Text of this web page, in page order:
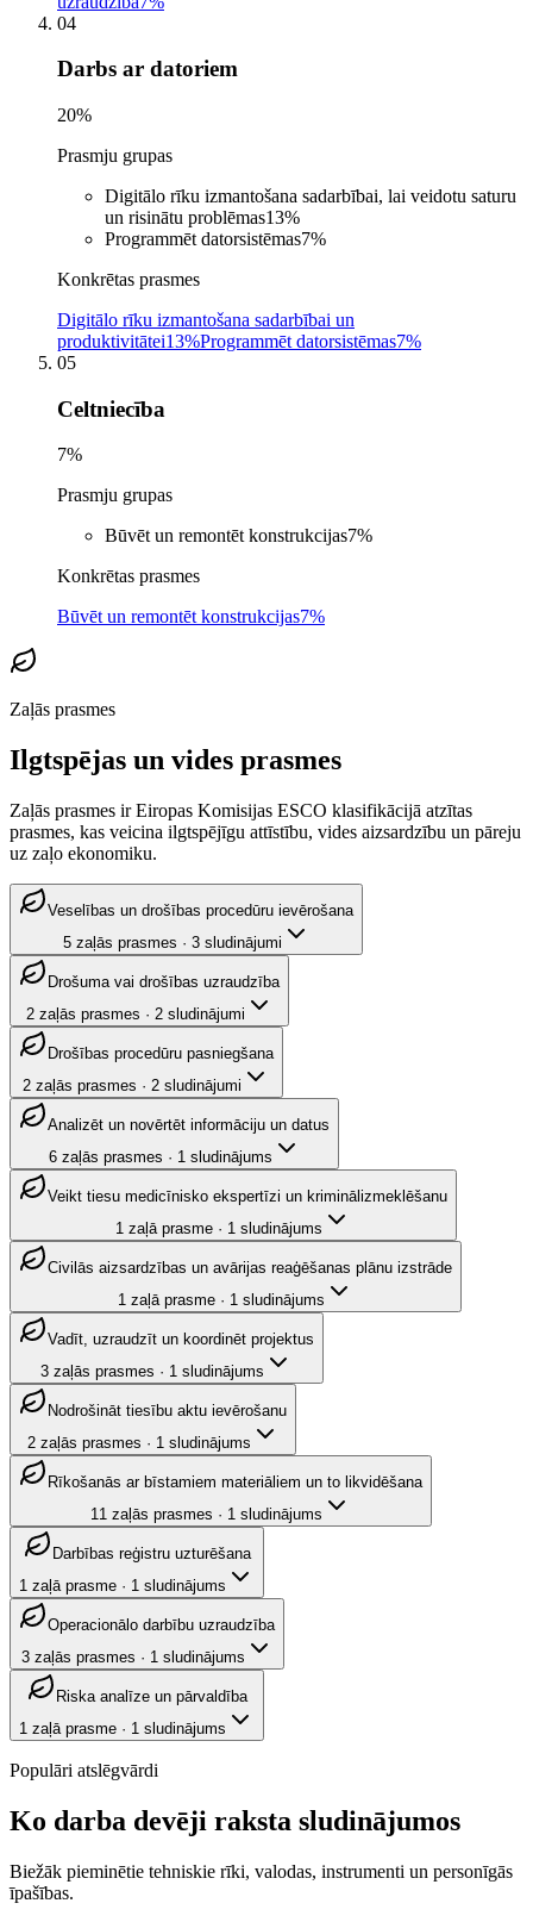
04
Darbs ar datoriem
20%
Prasmju grupas
Digitālo rīku izmantošana sadarbībai, lai veidotu saturu
un risinātu problēmas13%
Programmēt datorsistēmas7%
Konkrētas prasmes
Digitālo rīku izmantošana sadarbībai un
produktivitātei13%Programmēt datorsistēmas7%
05
Celtniecība
7%
Prasmju grupas
Būvēt un remontēt konstrukcijas7%
Konkrētas prasmes
Būvēt un remontēt konstrukcijas7%
Zaļās prasmes
Ilgtspējas un vides prasmes
Zaļās prasmes ir Eiropas Komisijas ESCO klasifikācijā atzītas
prasmes, kas veicina ilgtspējīgu attīstību, vides aizsardzību un pāreju
uz zaļo ekonomiku.
Veselības un drošības procedūru ievērošana
5 zaļās prasmes · 3 sludinājumi
Drošuma vai drošības uzraudzība
2 zaļās prasmes · 2 sludinājumi
Drošības procedūru pasniegšana
2 zaļās prasmes · 2 sludinājumi
Analizēt un novērtēt informāciju un datus
6 zaļās prasmes · 1 sludinājums
Veikt tiesu medicīnisko ekspertīzi un kriminālizmeklēšanu
1 zaļā prasme · 1 sludinājums
Civilās aizsardzības un avārijas reaģēšanas plānu izstrāde
1 zaļā prasme · 1 sludinājums
Vadīt, uzraudzīt un koordinēt projektus
3 zaļās prasmes · 1 sludinājums
Nodrošināt tiesību aktu ievērošanu
2 zaļās prasmes · 1 sludinājums
Rīkošanās ar bīstamiem materiāliem un to likvidēšana
11 zaļās prasmes · 1 sludinājums
Darbības reģistru uzturēšana
1 zaļā prasme · 1 sludinājums
Operacionālo darbību uzraudzība
3 zaļās prasmes · 1 sludinājums
Riska analīze un pārvaldība
1 zaļā prasme · 1 sludinājums
Populāri atslēgvārdi
Ko darba devēji raksta sludinājumos
Biežāk pieminētie tehniskie rīki, valodas, instrumenti un personīgās
īpašības.